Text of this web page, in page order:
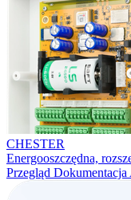
CHESTER
Energooszczędna,
Przegląd Dokumentacja